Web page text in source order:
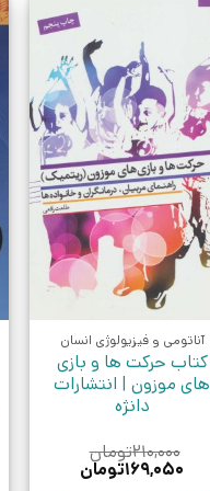
آناتومی و فیزیولوژی انسان
کتاب حرکت ها و بازی
های موزون | انتشارات
دانژه
۲۱۰,۰۰۰تومان
قیمت
۱۶۹,۰۵۰تومانقیمت